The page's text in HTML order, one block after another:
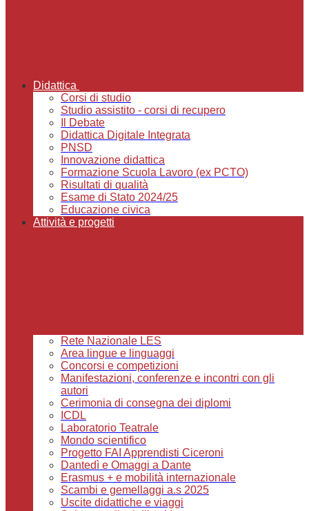
Didattica
Corsi di studio
Studio assistito - corsi di recupero
Il Debate
Didattica Digitale Integrata
PNSD
Innovazione didattica
Formazione Scuola Lavoro (ex PCTO)
Risultati di qualità
Esame di Stato 2024/25
Educazione civica
Attività e progetti
Rete Nazionale LES
Area lingue e linguaggi
Concorsi e competizioni
Manifestazioni, conferenze e incontri con gli
autori
Cerimonia di consegna dei diplomi
ICDL
Laboratorio Teatrale
Mondo scientifico
Progetto FAI Apprendisti Ciceroni
Dantedì e Omaggi a Dante
Erasmus + e mobilità internazionale
Scambi e gemellaggi a.s 2025
Uscite didattiche e viaggi